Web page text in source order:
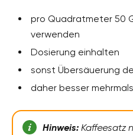
pro Quadratmeter 50
verwenden
Dosierung einhalten
sonst Übersäuerung
daher besser
Hinweis:Kaffeesatz